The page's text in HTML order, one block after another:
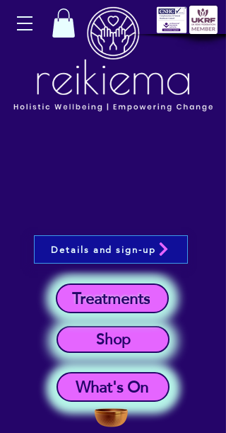
What's On
Shop
Treatments
Details and sign-up